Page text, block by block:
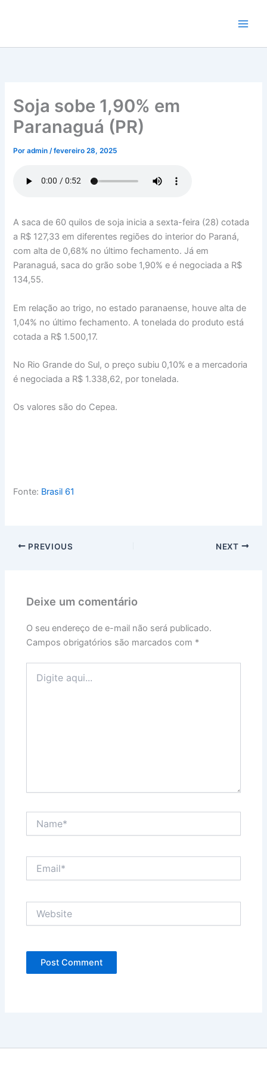
conteúdo
Soja sobe 1,90% em
Paranaguá (PR)
Poradmin/fevereiro 28, 2025
A saca de 60 quilos de soja inicia a sexta-feira (28) cotada
a R$ 127,33 em diferentes regiões do interior do Paraná,
com alta de 0,68% no último fechamento. Já em
Paranaguá, saca do grão sobe 1,90% e é negociada a R$
134,55.
Em relação ao trigo, no estado paranaense, houve alta de
1,04% no último fechamento. A tonelada do produto está
cotada a R$ 1.500,17.
No Rio Grande do Sul, o preço subiu 0,10% e a mercadoria
é negociada a R$ 1.338,62, por tonelada.
Os valores são do Cepea.
Fonte: Brasil 61
PREVIOUS NEXT
Deixe um comentário
O seu endereço de e-mail não será publicado.
Campos obrigatórios são marcados com *
aqui...